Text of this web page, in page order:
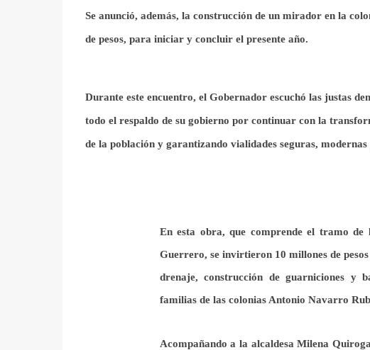
Se anunció, además, la construcción de un miradoren la
de pesos, para iniciar y concluir el presente año.
Durante este encuentro, el Gobernador escuchó las justas
todo el respaldo de su gobierno por continuar con la
de la población y garantizando vialidades seguras, modernas
En esta obra, que comprende el tramo
Guerrero, se invirtieron 10 millones de pesos
drenaje, construcción de guarniciones y
familias de las colonias Antonio Navarro
Acompañando a la alcaldesa Milena